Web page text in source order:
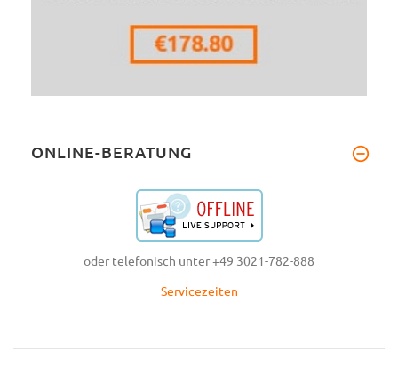
ONLINE-BERATUNG
oder telefonisch unter +49 3021-782-888
Servicezeiten